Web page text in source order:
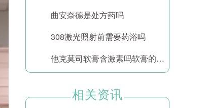
曲安奈德是处方药吗
308激光照射前需要药浴吗
他克莫司软膏含激素吗软膏的功效与作用
相关资讯